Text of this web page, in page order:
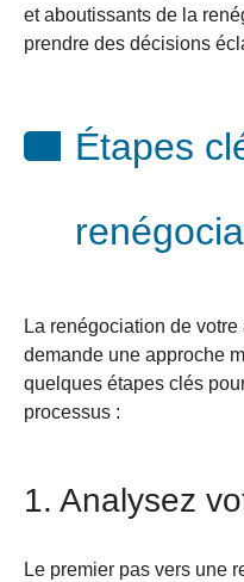
et aboutissants de la
prendre des décisions
Étapes
La renégociation de
demande une approche
quelques étapes clés
processus :
1. Analysez
Le premier pas vers une